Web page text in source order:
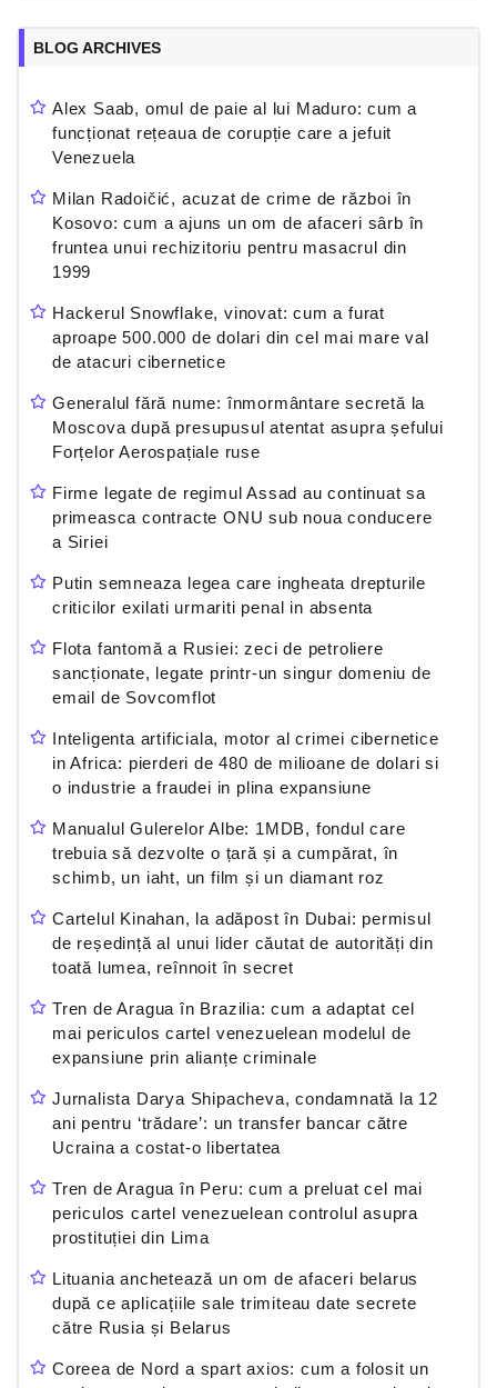
BLOG ARCHIVES
Alex Saab, omul de paie al lui Maduro: cum a
funcționat rețeaua de corupție care a jefuit
Venezuela
Milan Radoičić, acuzat de crime de război în
Kosovo: cum a ajuns un om de afaceri sârb în
fruntea unui rechizitoriu pentru masacrul din
1999
Hackerul Snowflake, vinovat: cum a furat
aproape 500.000 de dolari din cel mai mare val
de atacuri cibernetice
Generalul fără nume: înmormântare secretă la
Moscova după presupusul atentat asupra șefului
Forțelor Aerospațiale ruse
Firme legate de regimul Assad au continuat sa
primeasca contracte ONU sub noua conducere
a Siriei
Putin semneaza legea care ingheata drepturile
criticilor exilati urmariti penal in absenta
Flota fantomă a Rusiei: zeci de petroliere
sancționate, legate printr-un singur domeniu de
email de Sovcomflot
Inteligenta artificiala, motor al crimei cibernetice
in Africa: pierderi de 480 de milioane de dolari si
o industrie a fraudei in plina expansiune
Manualul Gulerelor Albe: 1MDB, fondul care
trebuia să dezvolte o țară și a cumpărat, în
schimb, un iaht, un film și un diamant roz
Cartelul Kinahan, la adăpost în Dubai: permisul
de reședință al unui lider căutat de autorități din
toată lumea, reînnoit în secret
Tren de Aragua în Brazilia: cum a adaptat cel
mai periculos cartel venezuelean modelul de
expansiune prin alianțe criminale
Jurnalista Darya Shipacheva, condamnată la 12
ani pentru ‘trădare’: un transfer bancar către
Ucraina a costat-o libertatea
Tren de Aragua în Peru: cum a preluat cel mai
periculos cartel venezuelean controlul asupra
prostituției din Lima
Lituania anchetează un om de afaceri belarus
după ce aplicațiile sale trimiteau date secrete
către Rusia și Belarus
Coreea de Nord a spart axios: cum a folosit un